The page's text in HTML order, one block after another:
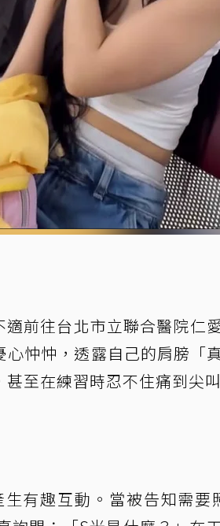
前往台北市立聯合醫院仁
忡忡，透露自己的肩膀「
至在練習時忍不住痛到尖
有趣互動。當被告知需要